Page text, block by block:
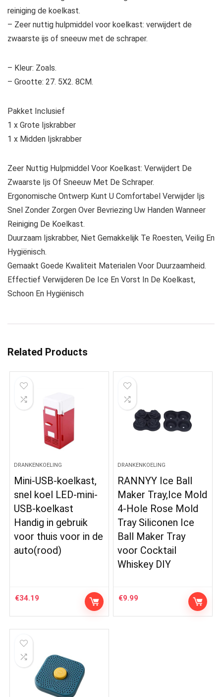
reiniging de koelkast.
– Zeer nuttig hulpmiddel voor koelkast: verwijdert de
zwaarste ijs of sneeuw met de schraper.
– Kleur: Zoals.
– Grootte: 27. 5X2. 8CM.
Pakket Inclusief
1 x Grote Ijskrabber
1 x Midden Ijskrabber
Zeer Nuttig Hulpmiddel Voor Koelkast: Verwijdert De
Zwaarste Ijs Of Sneeuw Met De Schraper.
Ergonomische Ontwerp Kunt U Comfortabel Verwijder Ijs
Snel Zonder Zorgen Over Bevriezing Uw Handen Wanneer
Reiniging De Koelkast.
Duurzaam Ijskrabber, Niet Gemakkelijk Te Roesten, Veilig En
Hygiënisch.
Gemaakt Goede Kwaliteit Materialen Voor Duurzaamheid.
Effectief Verwijderen De Ice En Vorst In De Koelkast,
Schoon En Hygiënisch
Related Products
DRANKENKOELING
Mini-USB-koelkast,
snel koel LED-mini-
USB-koelkast
Handig in gebruik
voor thuis voor in de
auto(rood)
€34.19
DRANKENKOELING
RANNYY Ice Ball
Maker Tray,Ice Mold
4-Hole Rose Mold
Tray Siliconen Ice
Ball Maker Tray
voor Cocktail
Whiskey DIY
€9.99